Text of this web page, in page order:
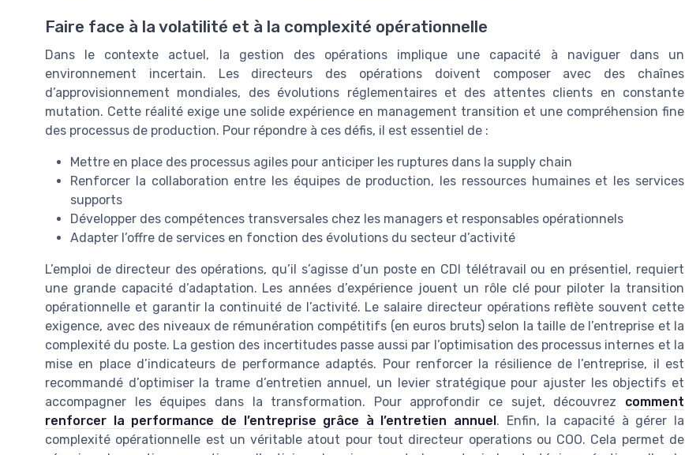
Faire face à la volatilité et à la complexité opérationnelle
Dans le contexte actuel, la gestion des opérations implique une capacité à naviguer dans un
environnement incertain. Les directeurs des opérations doivent composer avec des chaînes
d’approvisionnement mondiales, des évolutions réglementaires et des attentes clients en constante
mutation. Cette réalité exige une solide expérience en management transition et une compréhension fine
des processus de production. Pour répondre à ces défis, il est essentiel de :
Mettre en place des processus agiles pour anticiper les ruptures dans la supply chain
Renforcer la collaboration entre les équipes de production, les ressources humaines et les services
supports
Développer des compétences transversales chez les managers et responsables opérationnels
Adapter l’offre de services en fonction des évolutions du secteur d’activité
L’emploi de directeur des opérations, qu’il s’agisse d’un poste en CDI télétravail ou en présentiel, requiert
une grande capacité d’adaptation. Les années d’expérience jouent un rôle clé pour piloter la transition
opérationnelle et garantir la continuité de l’activité. Le salaire directeur opérations reflète souvent cette
exigence, avec des niveaux de rémunération compétitifs (en euros bruts) selon la taille de l’entreprise et la
complexité du poste. La gestion des incertitudes passe aussi par l’optimisation des processus internes et la
mise en place d’indicateurs de performance adaptés. Pour renforcer la résilience de l’entreprise, il est
recommandé d’optimiser la trame d’entretien annuel, un levier stratégique pour ajuster les objectifs et
accompagner les équipes dans la transformation. Pour approfondir ce sujet, découvrez comment
renforcer la performance de l’entreprise grâce à l’entretien annuel. Enfin, la capacité à gérer la
complexité opérationnelle est un véritable atout pour tout directeur operations ou COO. Cela permet de